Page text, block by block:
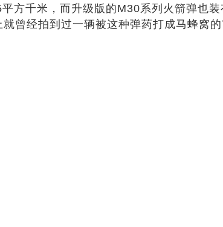
方千米，而升级版的M30系列火箭弹也
曾经拍到过一辆被这种弹药打成马蜂窝